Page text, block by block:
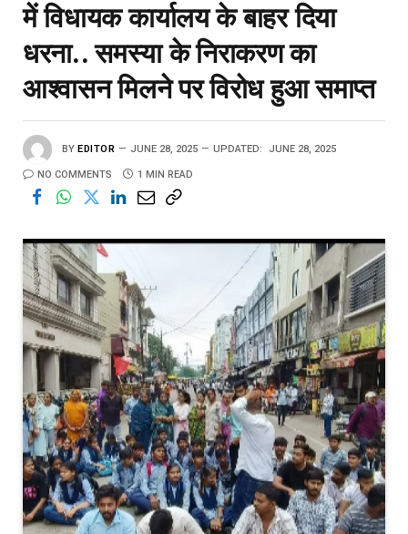
में विधायक कार्यालय के बाहर दिया
धरना.. समस्या के निराकरण का
आश्वासन मिलने पर विरोध हुआ समाप्त
BY EDITOR JUNE 28, 2025 UPDATED: JUNE 28, 2025
NO COMMENTS 1 MIN READ